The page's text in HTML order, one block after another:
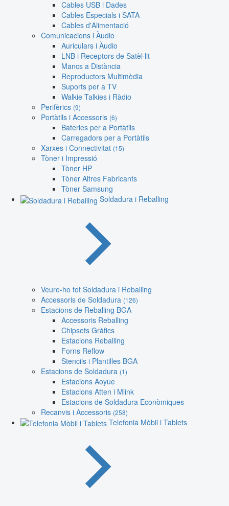
Cables USB i Dades
Cables Especials i SATA
Cables d'Alimentació
Comunicacions i Àudio
Auriculars i Àudio
LNB i Receptors de Satèl·lit
Mancs a Distància
Reproductors Multimèdia
Suports per a TV
Walkie Talkies i Ràdio
Perifèrics (9)
Portàtils i Accessoris (6)
Bateries per a Portàtils
Carregadors per a Portàtils
Xarxes i Connectivitat (15)
Tòner i Impressió
Tòner HP
Tòner Altres Fabricants
Tòner Samsung
Soldadura i Reballing
Veure-ho tot Soldadura i Reballing
Accessoris de Soldadura (126)
Estacions de Reballing BGA
Accessoris Reballing
Chipsets Gràfics
Estacions Reballing
Forns Reflow
Stencils i Plantilles BGA
Estacions de Soldadura (1)
Estacions Aoyue
Estacions Atten i Mlink
Estacions de Soldadura Econòmiques
Recanvis i Accessoris (258)
Telefonia Mòbil i Tablets